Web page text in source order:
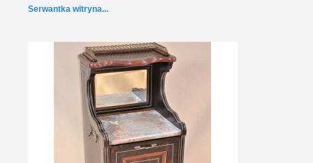
Serwantka witryna...